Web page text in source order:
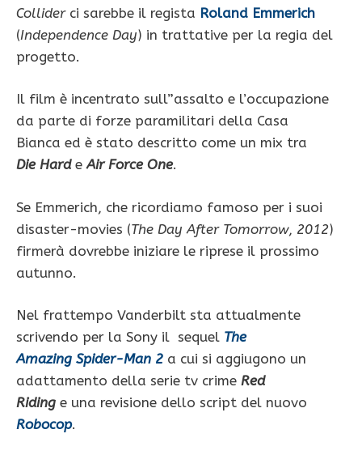
Colliderci sarebbe il regista Roland Emmerich
(Independence Day) in trattative per la regia del
progetto.
Il film è incentrato sull”assalto e l’occupazione
da parte di forze paramilitari della Casa
Bianca ed è stato descritto come un mix tra
Die HardeAir Force One.
Se Emmerich, che ricordiamo famoso per i suoi
disaster-movies (The Day After Tomorrow, 2012)
firmerà dovrebbe iniziare le riprese il prossimo
autunno.
Nel frattempo Vanderbilt sta attualmente
scrivendo per la Sony il sequel The
Amazing Spider-Man 2 a cui si aggiugono un
adattamento della serie tv crime Red
Riding e una revisione dello script del nuovo
Robocop.